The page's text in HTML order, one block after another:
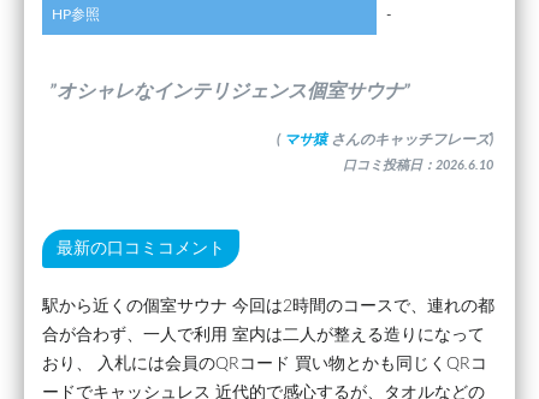
HP参照 -
”オシャレなインテリジェンス個室サウナ”
( マサ猿 さんのキャッチフレーズ)
口コミ投稿日：2026.6.10
最新の口コミコメント
駅から近くの個室サウナ 今回は2時間のコースで、連れの都
合が合わず、一人で利用 室内は二人が整える造りになって
おり、 入札には会員のQRコード 買い物とかも同じくQRコ
ードでキャッシュレス 近代的で感心するが、タオルなどの